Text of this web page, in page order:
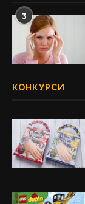
3
КОНКУРСИ